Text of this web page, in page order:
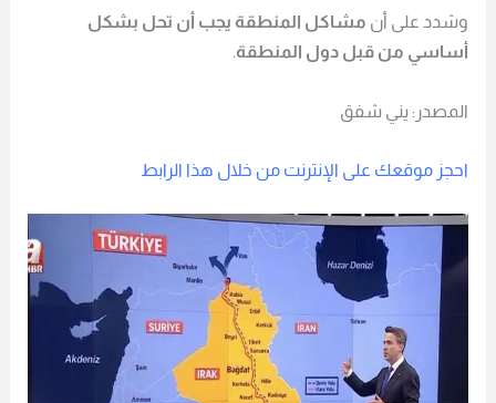
وشدد على أن مشاكل المنطقة يجب أن تحل بشكل
أساسي من قبل دول المنطقة.
المصدر: يني شفق
احجز موقعك على الإنترنت من خلال هذا الرابط